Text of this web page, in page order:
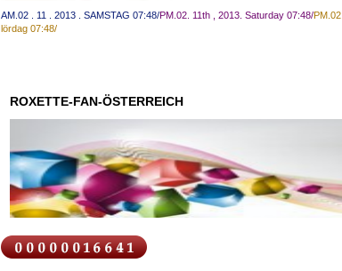
AM.02 . 11 . 2013 . SAMSTAG 07:48/PM .02 11th , 2013. Saturday 07:48/PM .02
lördag 07:48/
ROXETTE-FAN-ÖSTERREICH